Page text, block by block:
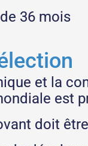
36 mois
et la
est
doit